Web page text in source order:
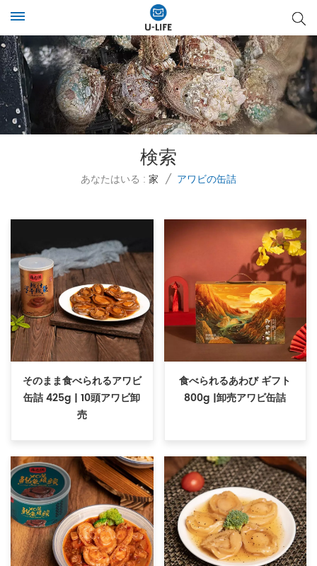
検索
あなたはいる : 家 / アワビの缶詰
そのまま食べられるアワビ
缶詰 425g | 10頭アワビ卸
売
食べられるあわび ギフト
800g |卸売アワビ缶詰